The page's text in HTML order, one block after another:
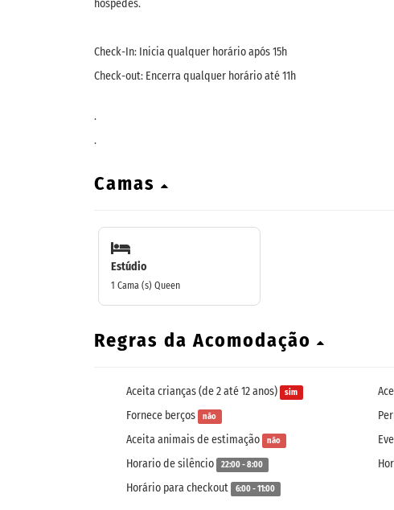
hóspedes.
Check-In: Inicia qualquer horário após 15h
Check-out: Encerra qualquer horário até 11h
.
.
Camas
Estúdio
1 Cama (s) Queen
Regras da Acomodação
Aceita crianças (de 2 até 12 anos) sim
Fornece berços não
Aceita animais de estimação não
Horario de silêncio 22:00 - 8:00
Horário para checkout 6:00 - 11:00